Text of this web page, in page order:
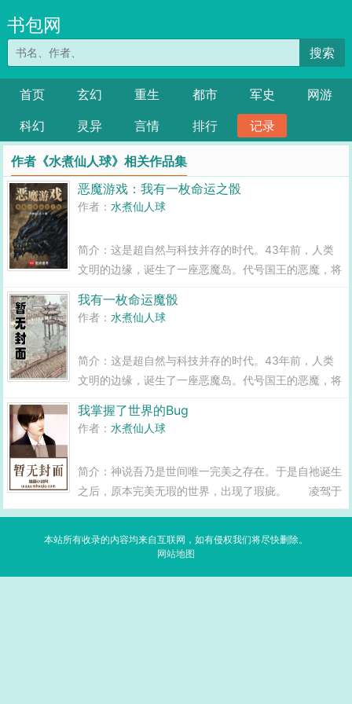
书包网
搜索
首页 玄幻 重生 都市 军史
网游
科幻
灵异 言情 排行 记录
作者《水煮仙人球》相关作品集
恶魔游戏：我有一枚命运之骰
作者：水煮仙人球
简介：这是超自然与科技并存的时代。43年前，人类
文明的边缘，诞生了一座恶魔岛。代号国王的恶魔，将
杀死恶魔，才能通关游戏，并终结一切。幸运亦或不幸
我有一枚命运魔骰
作者：水煮仙人球
简介：这是超自然与科技并存的时代。43年前，人类
文明的边缘，诞生了一座恶魔岛。代号国王的恶魔，将
杀死恶魔，才能通关游戏，并终结一切。幸运亦或不幸
我掌握了世界的Bug
作者：水煮仙人球
简介：神说吾乃是世间唯一完美之存在。于是自祂诞生
之后，原本完美无瑕的世界，出现了瑕疵。 凌驾于
芸芸物种之上的人类，发现了这些疏漏，将其称之为世
交替之际，将…...
本站所有收录的内容均来自互联网，如有侵权我们将尽快删除。
网站地图